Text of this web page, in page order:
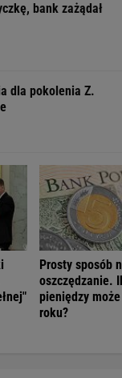
bank zażądał
dla pokolenia Z.
Prosty sposób
oszczędzanie.
pieniędzy
roku?